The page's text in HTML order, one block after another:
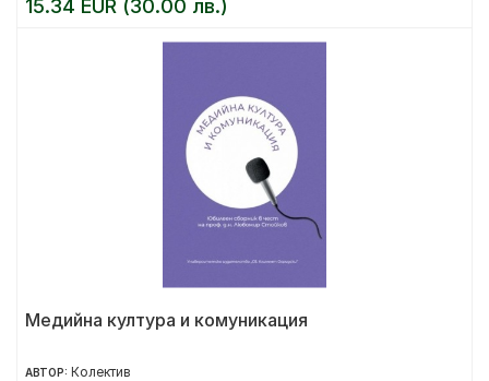
15.34 EUR (30.00 лв.)
Медийна култура и комуникация
АВТОР: Колектив